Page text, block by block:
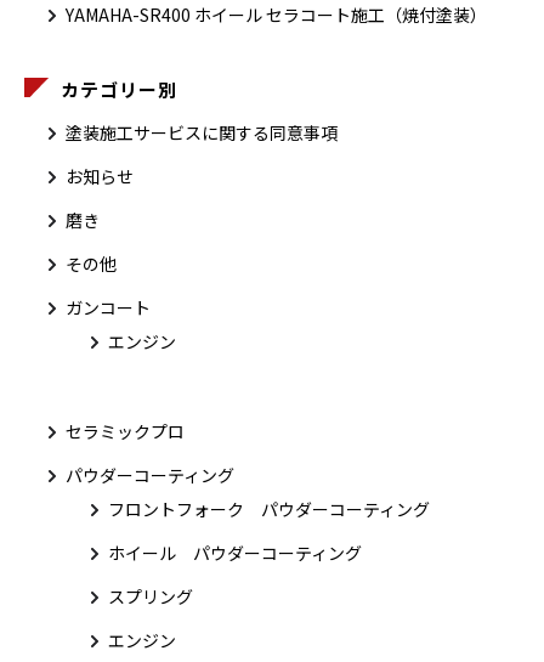
YAMAHA-SR400 ホイール セラコート施工（焼付塗装）
カテゴリー別
塗装施工サービスに関する同意事項
お知らせ
磨き
その他
ガンコート
エンジン
セラミックプロ
パウダーコーティング
フロントフォーク パウダーコーティング
ホイール パウダーコーティング
スプリング
エンジン